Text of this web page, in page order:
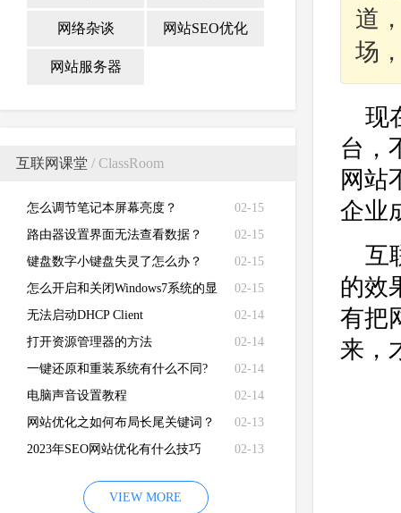
网络杂谈 网站SEO优化
网站服务器
互联网课堂 / ClassRoom
02-15
怎么调节笔记本屏幕亮度？
02-15
路由器设置界面无法查看数据？
02-15
键盘数字小键盘失灵了怎么办？
02-15
怎么开启和关闭Windows7系统的显
卡硬件加速功能
02-14
无法启动DHCP Client
02-14
打开资源管理器的方法
02-14
一键还原和重装系统有什么不同?
02-14
电脑声音设置教程
02-13
网站优化之如何布局长尾关键词？
02-13
2023年SEO网站优化有什么技巧
VIEW MORE
道
场
现
台，
网站
企业
互
的效
有把
来，